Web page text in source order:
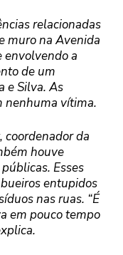
relacionadas
muro na Avenida
envolvendo a
de um
e Silva. As
nenhuma vítima.
coordenador da
houve
Esses
entupidos
nas ruas. “É
em pouco tempo